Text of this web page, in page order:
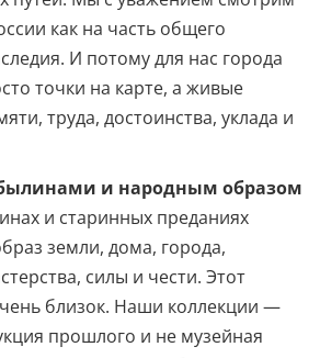
как на часть общего
И потому для нас города
точки на карте, а живые
труда, достоинства, уклада и
былинами и народным образом
и старинных преданиях
земли, дома, города,
силы и чести. Этот
близок. Наши коллекции —
прошлого и не музейная